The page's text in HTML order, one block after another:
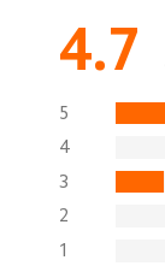
4.7
5
4
3
2
1